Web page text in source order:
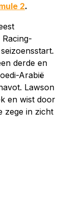
2.
derde en
Arabië
Lawson
en wist door
zege in zicht